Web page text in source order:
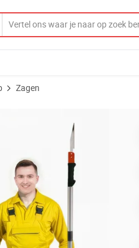
Zagen
het snoeien van takken in de tuin